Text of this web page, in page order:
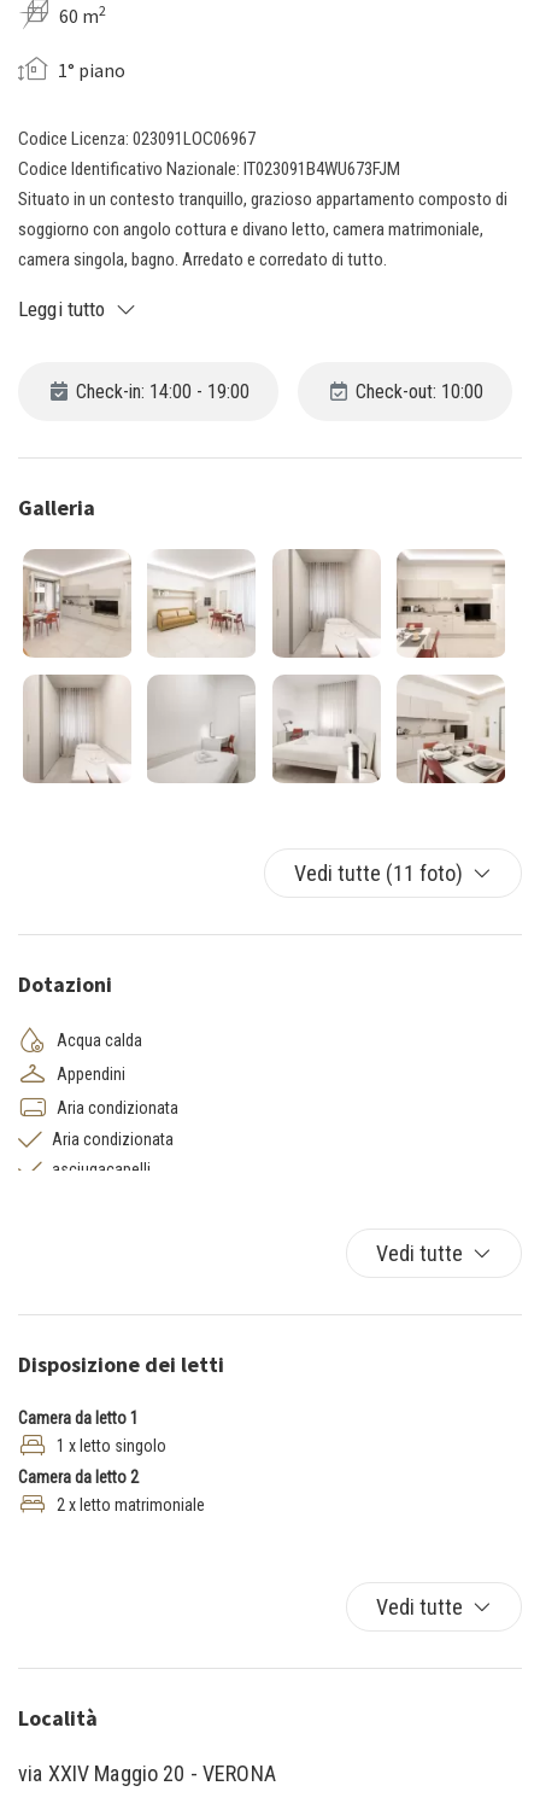
60 m2
1° piano
Codice Licenza: 023091LOC06967
Codice Identificativo Nazionale: IT023091B4WU673FJM
Situato in un contesto tranquillo, grazioso appartamento composto di
soggiorno con angolo cottura e divano letto, camera matrimoniale,
camera singola, bagno. Arredato e corredato di tutto.
Leggi tutto
Check-in: 14:00 - 19:00 Check-out: 10:00
Galleria
Vedi tutte (11 foto)
Dotazioni
Acqua calda
Appendini
Aria condizionata
Aria condizionata
asciugacapelli
Doccia
Forno
Forno a microonde
Letto singolo
Moka
Rilevatore di monossido di carbonio
Vedi tutte
Disposizione dei letti
Camera da letto 1
1 x letto singolo
Camera da letto 2
2 x letto matrimoniale
Vedi tutte
Località
via XXIV Maggio 20 - VERONA